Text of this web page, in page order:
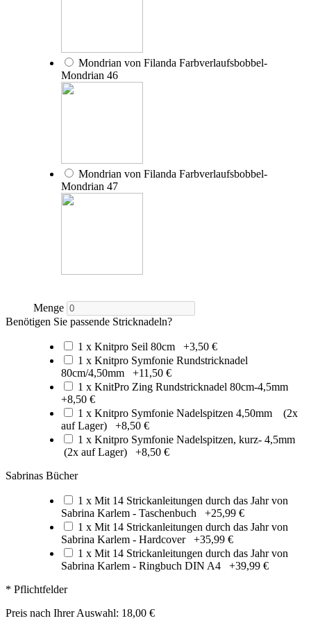
Mondrian von Filanda Farbverlaufsbobbel-
Mondrian 46
Mondrian von Filanda Farbverlaufsbobbel-
Mondrian 47
Menge
Benötigen Sie passende Stricknadeln?
1 x Knitpro Seil 80cm +3,50 €
1 x Knitpro Symfonie Rundstricknadel
80cm/4,50mm +11,50 €
1 x KnitPro Zing Rundstricknadel 80cm-4,5mm
+8,50 €
1 x Knitpro Symfonie Nadelspitzen 4,50mm (2x
auf Lager) +8,50 €
1 x Knitpro Symfonie Nadelspitzen, kurz- 4,5mm
(2x auf Lager) +8,50 €
Sabrinas Bücher
1 x Mit 14 Strickanleitungen durch das Jahr von
Sabrina Karlem - Taschenbuch +25,99 €
1 x Mit 14 Strickanleitungen durch das Jahr von
Sabrina Karlem - Hardcover +35,99 €
1 x Mit 14 Strickanleitungen durch das Jahr von
Sabrina Karlem - Ringbuch DIN A4 +39,99 €
* Pflichtfelder
Preis nach Ihrer Auswahl: 18,00 €